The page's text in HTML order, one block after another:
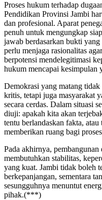
Proses hukum terhadap
Pendidikan Provinsi Jambi
dan profesional. Aparat
penuh untuk mengungkap
jawab berdasarkan bukti yang
perlu menjaga rasionalitas
berpotensi mendelegitimasi
hukum mencapai kesimpulan
Demokrasi yang matang
kritis, tetapi juga masyarakat
secara cerdas. Dalam situasi
diuji: apakah kita akan
tentu berlandaskan fakta, atau
memberikan ruang bagi
Pada akhirnya,
membutuhkan stabilitas,
yang kuat. Jambi tidak boleh
berkepanjangan, sementara
sesungguhnya menuntut
pihak.(***)